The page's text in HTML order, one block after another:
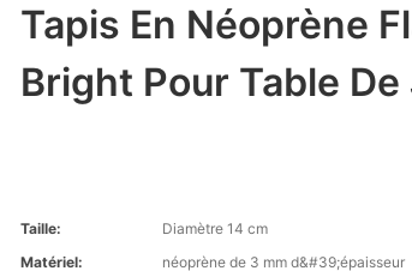
Tapis En Néoprène
Bright Pour Table De
Taille:
Diamètre 14 cm
Matériel:
néoprène de 3 mm d&#39;épaisseur